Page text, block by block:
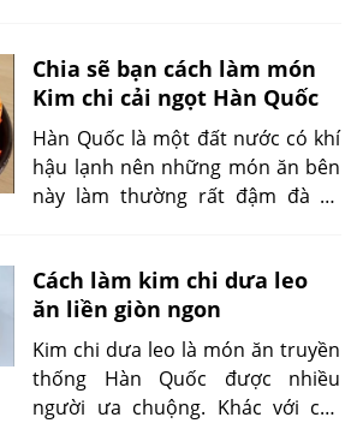
Chia sẽ bạn cách làm món
Kim chi cải ngọt Hàn Quốc
Hàn Quốc là một đất nước có khí
hậu lạnh nên những món ăn bên
này làm thường rất đậm đà và
này là món kim chi. Và hôm nay
bạn sẽ được công thức cách làm
món kim chỉ cải ngọt cực ngon
theo phong cách Hàn Quốc.
Cách làm kim chi dưa leo
ăn liền giòn ngon
Kim chi dưa leo là món ăn truyền
thống Hàn Quốc được nhiều
người ưa chuộng. Khác với các